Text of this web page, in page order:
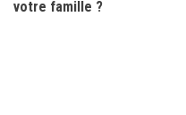
votre famille ?